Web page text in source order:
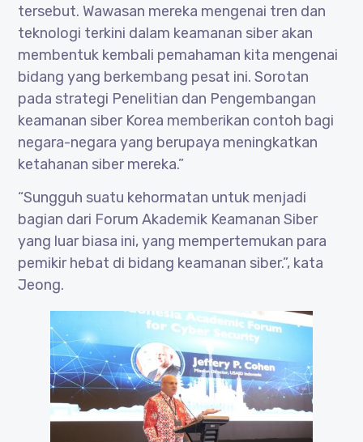
tersebut. Wawasan mereka mengenai tren dan
teknologi terkini dalam keamanan siber akan
membentuk kembali pemahaman kita mengenai
bidang yang berkembang pesat ini. Sorotan
pada strategi Penelitian dan Pengembangan
keamanan siber Korea memberikan contoh bagi
negara-negara yang berupaya meningkatkan
ketahanan siber mereka.”
“Sungguh suatu kehormatan untuk menjadi
bagian dari Forum Akademik Keamanan Siber
yang luar biasa ini, yang mempertemukan para
pemikir hebat di bidang keamanan siber.”, kata
Jeong.